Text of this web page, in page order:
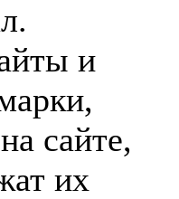
и
сайте,
их